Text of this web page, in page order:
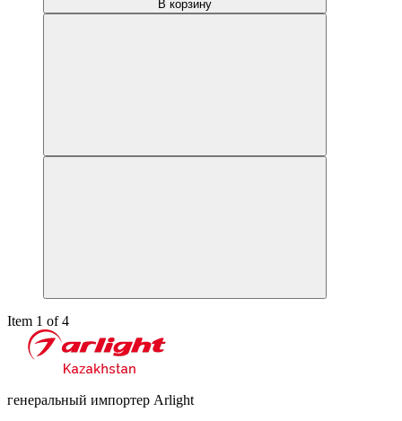
В корзину
Item 1 of 4
генеральный импортер Arlight